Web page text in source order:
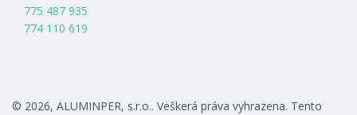
775 487 935
774 110 619
© 2026, ALUMINPER, s.r.o.. Veškerá práva vyhrazena. Tento